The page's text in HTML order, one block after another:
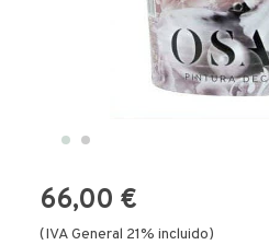
66,00 €
(IVA General 21% incluido)